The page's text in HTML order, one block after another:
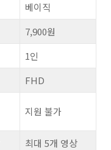
베이직
7,900원
1인
FHD
지원 불가
최대 5개 영상